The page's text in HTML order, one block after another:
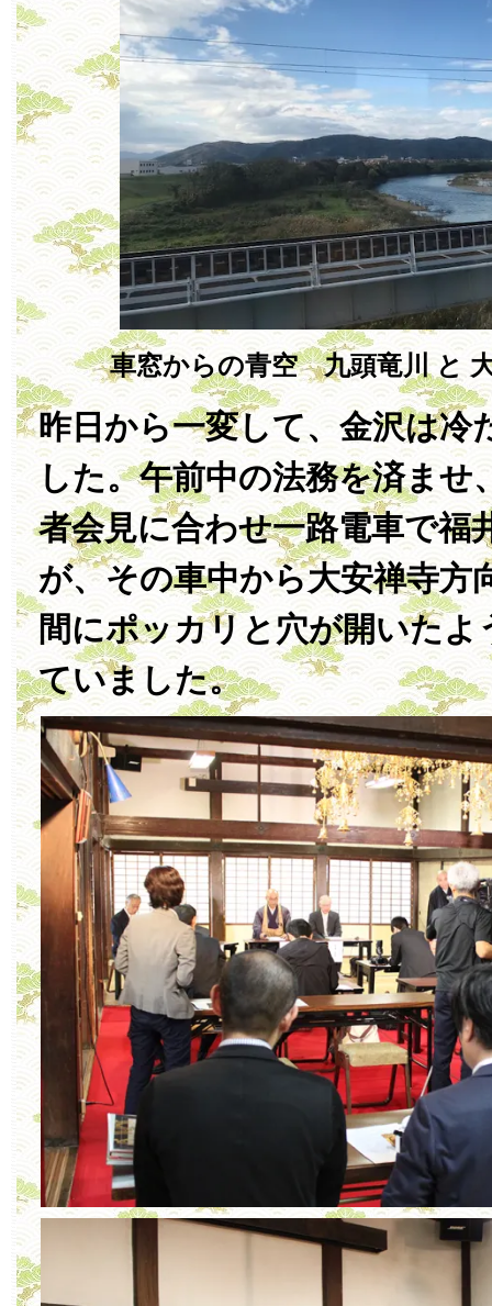
車窓からの青空 九頭竜川 と
昨日から一変して、金沢は冷
した。午前中の法務を済ませ
者会見に合わせ一路電車で福
が、その車中から大安禅寺方
間にポッカリと穴が開いたよ
ていました。